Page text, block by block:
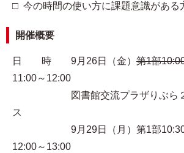
□ 今の時間の使い方に課題意識がある
開催概要
日 時 9月26日（金） 第1部
11:00～12:00
図書館交流プラザりぶら２F
ス
9月29日（月）第1部10:30～
12:00～13:00